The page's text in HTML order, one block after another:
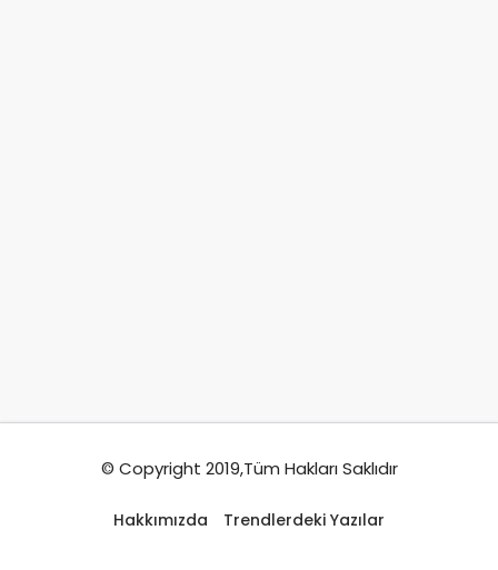
© Copyright 2019,Tüm Hakları Saklıdır
Hakkımızda Trendlerdeki Yazılar